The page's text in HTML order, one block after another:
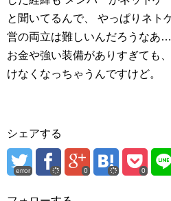
と聞いてるんで、
やっぱりネト
営の両立は難しいんだろうなあ…
お金や強い装備がありすぎても
けなくなっちゃうんですけど。
シェアする
error 0 0